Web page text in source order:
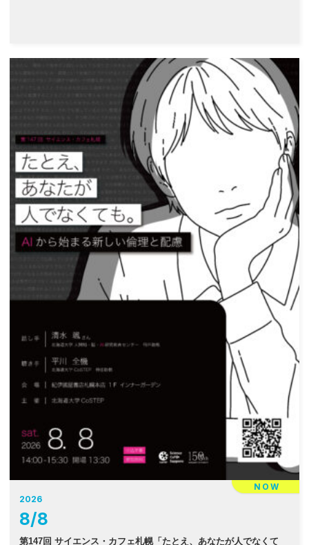
NOW
2026
8/8
第147回 サイエンス・カフェ札幌「たとえ、あなたが人でなくて